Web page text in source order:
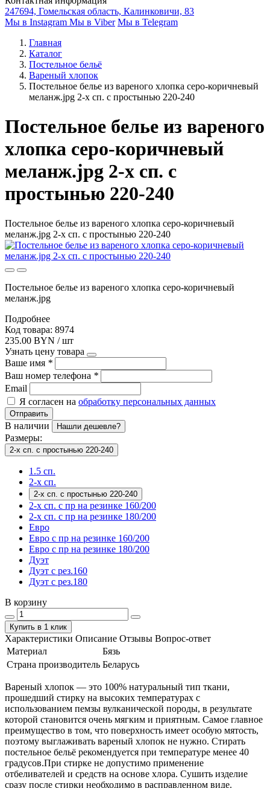
247694, Гомельская область, Калинковичи, 83
Мы в Instagram Мы в Viber Мы в Telegram
Главная
Каталог
Постельное бельё
Вареный хлопок
Постельное белье из вареного хлопка серо-коричневый
меланж.jpg 2-х сп. с простынью 220-240
Постельное белье из вареного
хлопка серо-коричневый
меланж.jpg 2-х сп. с
простынью 220-240
Постельное белье из вареного хлопка серо-коричневый
меланж.jpg 2-х сп. с простынью 220-240
Постельное белье из вареного хлопка серо-коричневый
меланж.jpg
Подробнее
Код товара: 8974
235.00 BYN / шт
Узнать цену товара
Ваше имя *
Ваш номер телефона *
Email
Я согласен на обработку персональных данных
Отправить
В наличии Нашли дешевле?
Размеры:
2-х сп. с простынью 220-240
1.5 сп.
2-х сп.
2-х сп. с простынью 220-240
2-х сп. с пр на резинке 160/200
2-х сп. с пр на резинке 180/200
Евро
Евро с пр на резинке 160/200
Евро с пр на резинке 180/200
Дуэт
Дуэт с рез.160
Дуэт с рез.180
В корзину
Купить в 1 клик
Характеристики Описание Отзывы Вопрос-ответ
Материал
Бязь
Страна производитель Беларусь
Вареный хлопок — это 100% натуральный тип ткани,
прошедший стирку на высоких температурах с
использованием пемзы вулканической породы, в результате
которой становится очень мягким и приятным. Самое главное
преимущество в том, что поверхность имеет особую мятость,
поэтому выглаживать вареный хлопок не нужно. Стирать
постельное бельё рекомендуется при температуре менее 40
градусов.При стирке не допустимо применение
отбеливателей и средств на основе хлора. Сушить изделие
сразу после стирки необходимо в расправленном виде.